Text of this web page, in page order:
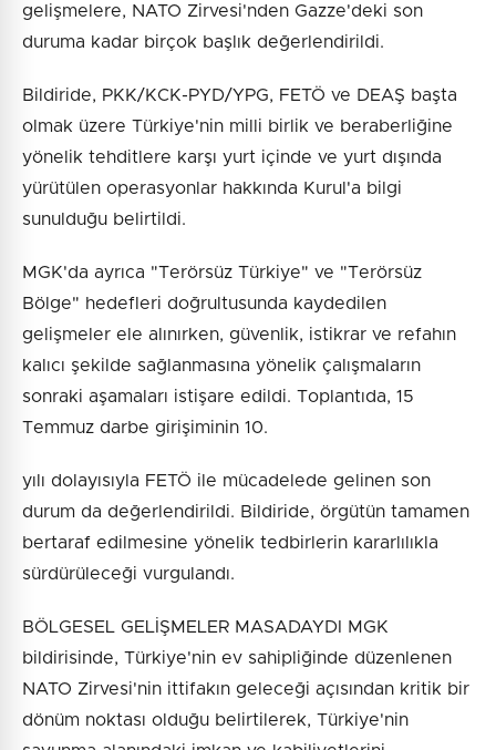
gelişmelere, NATO Zirvesi'nden Gazze'deki son
duruma kadar birçok başlık değerlendirildi.
Bildiride, PKK/KCK-PYD/YPG, FETÖ ve DEAŞ başta
olmak üzere Türkiye'nin milli birlik ve beraberliğine
yönelik tehditlere karşı yurt içinde ve yurt dışında
yürütülen operasyonlar hakkında Kurul'a bilgi
sunulduğu belirtildi.
MGK'da ayrıca "Terörsüz Türkiye" ve "Terörsüz
Bölge" hedefleri doğrultusunda kaydedilen
gelişmeler ele alınırken, güvenlik, istikrar ve refahın
kalıcı şekilde sağlanmasına yönelik çalışmaların
sonraki aşamaları istişare edildi. Toplantıda, 15
Temmuz darbe girişiminin 10.
yılı dolayısıyla FETÖ ile mücadelede gelinen son
durum da değerlendirildi. Bildiride, örgütün tamamen
bertaraf edilmesine yönelik tedbirlerin kararlılıkla
sürdürüleceği vurgulandı.
BÖLGESEL GELİŞMELER MASADAYDI MGK
bildirisinde, Türkiye'nin ev sahipliğinde düzenlenen
NATO Zirvesi'nin ittifakın geleceği açısından kritik bir
dönüm noktası olduğu belirtilerek, Türkiye'nin